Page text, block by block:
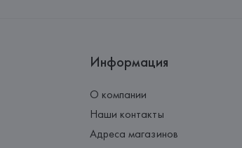
Информация
О компании
Наши контакты
Адреса магазинов